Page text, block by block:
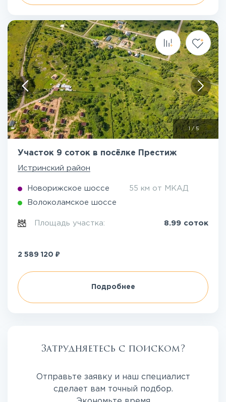
1 / 5
Участок 9 соток в посёлке Престиж
Истринский район
Новорижское шоссе 55 км от МКАД
Волоколамское шоссе
Площадь участка: 8.99 соток
2 589 120 ₽
Подробнее
Затрудняетесь с поиском?
Отправьте заявку и наш специалист
сделает вам точный подбор.